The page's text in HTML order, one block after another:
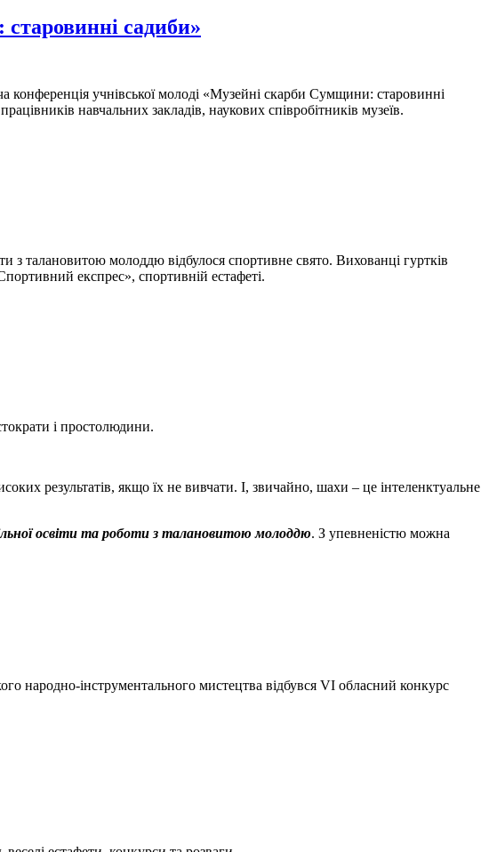
садиби»
конференція учнівської молоді «Музейні скарби Сумщини: старовинні
навчальних закладів, наукових співробітників музеїв.
з талановитою молоддю відбулося спортивне свято. Вихованці гуртків
експрес», спортивній естафеті.
і простолюдини.
результатів, якщо їх не вивчати. І, звичайно, шахи – це інтеленктуальне
освіти та роботи з талановитою молоддю. З упевненістю можна
народно-інструментального мистецтва відбувся VI обласний конкурс